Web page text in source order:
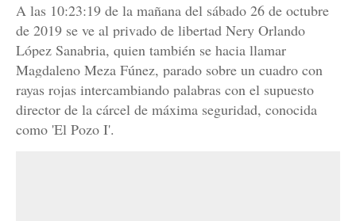
A las 10:23:19 de la mañana del sábado 26 de octubre
de 2019 se ve al privado de libertad Nery Orlando
López Sanabria, quien también se hacia llamar
Magdaleno Meza Fúnez, parado sobre un cuadro con
rayas rojas intercambiando palabras con el supuesto
director de la cárcel de máxima seguridad, conocida
como 'El Pozo I'.